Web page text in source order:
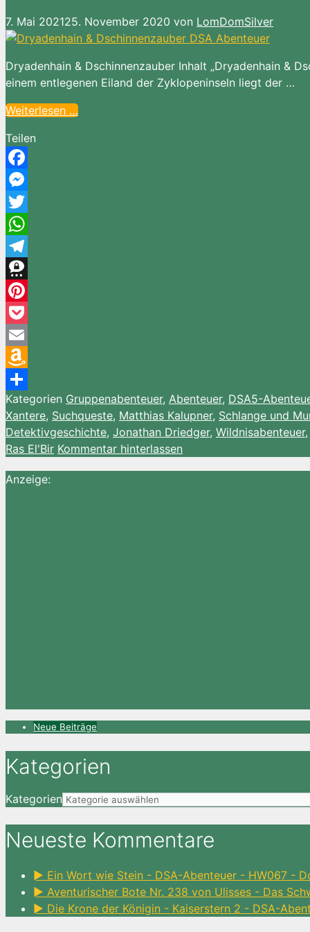
7. Mai 202125. November 2020 von LomDomSilver
Dryadenhain & Dschinnenzauber Inhalt „Dryadenhain &
einem entlegenen Eiland der Zyklopeninseln liegt der …
Weiterlesen …
Teilen
Facebook
Messenger
Twitter
WhatsApp
Telegram
Threema
Pinterest
Pocket
Email
Amazon
Wish
List
Teilen
Kategorien Gruppenabenteuer, Abenteuer, DSA5-
Xantere, Suchqueste, Matthias Kalupner, Schlange und
Detektivgeschichte, Jonathan Driedger, Wildnisabenteuer,
Ras El'Bir Kommentar hinterlassen
Anzeige:
Neue Beiträge
Kategorien
Kategorien
Neueste Kommentare
► Ein Wort wie Stein - DSA-Abenteuer - HW067 -
► Aventurischer Bote Nr. 238 von Ulisses - Das
► Die Krone der Königin - Kaiserstern 2 - DSA-